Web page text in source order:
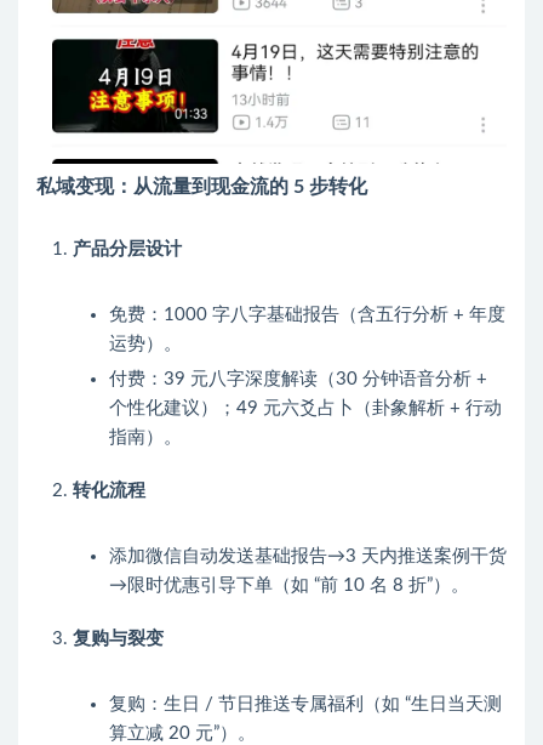
私域变现：从流量到现金流的 5 步转化
产品分层设计
免费：1000 字八字基础报告（含五行分析 + 年度
运势）。
付费：39 元八字深度解读（30 分钟语音分析 +
个性化建议）；49 元六爻占卜（卦象解析 + 行动
指南）。
转化流程
添加微信自动发送基础报告→3 天内推送案例干货
→限时优惠引导下单（如 “前 10 名 8 折”）。
复购与裂变
复购：生日 / 节日推送专属福利（如 “生日当天测
算立减 20 元”）。